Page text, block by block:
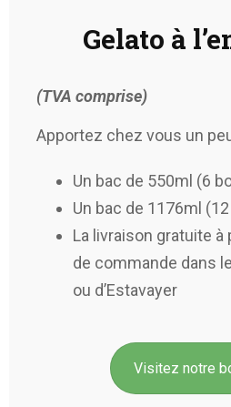
Gelato à
(TVA comprise)
Apportez chez vous un
Un bac de 550ml (6
Un bac de 1176ml
La livraison gratuite
de commande dans
ou d’Estavayer
Visitez notre